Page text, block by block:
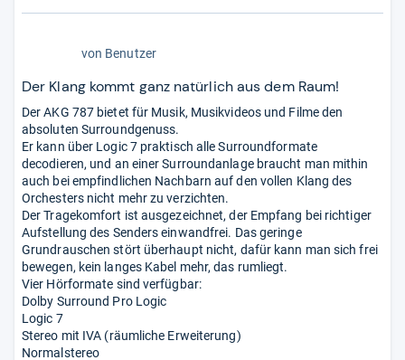
5
von Benutzer
Der Klang kommt ganz natürlich aus dem Raum!
Der AKG 787 bietet für Musik, Musikvideos und Filme den
absoluten Surroundgenuss.
Er kann über Logic 7 praktisch alle Surroundformate
decodieren, und an einer Surroundanlage braucht man mithin
auch bei empfindlichen Nachbarn auf den vollen Klang des
Orchesters nicht mehr zu verzichten.
Der Tragekomfort ist ausgezeichnet, der Empfang bei richtiger
Aufstellung des Senders einwandfrei. Das geringe
Grundrauschen stört überhaupt nicht, dafür kann man sich frei
bewegen, kein langes Kabel mehr, das rumliegt.
Vier Hörformate sind verfügbar:
Dolby Surround Pro Logic
Logic 7
Stereo mit IVA (räumliche Erweiterung)
Normalstereo